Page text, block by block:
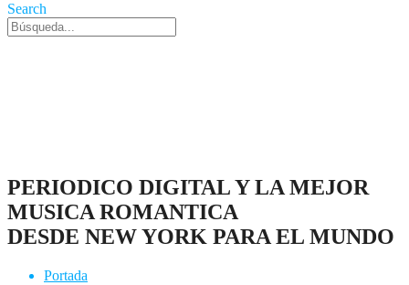
Search
PERIODICO DIGITAL Y LA MEJOR
MUSICA ROMANTICA
DESDE NEW YORK PARA EL MUNDO
Portada